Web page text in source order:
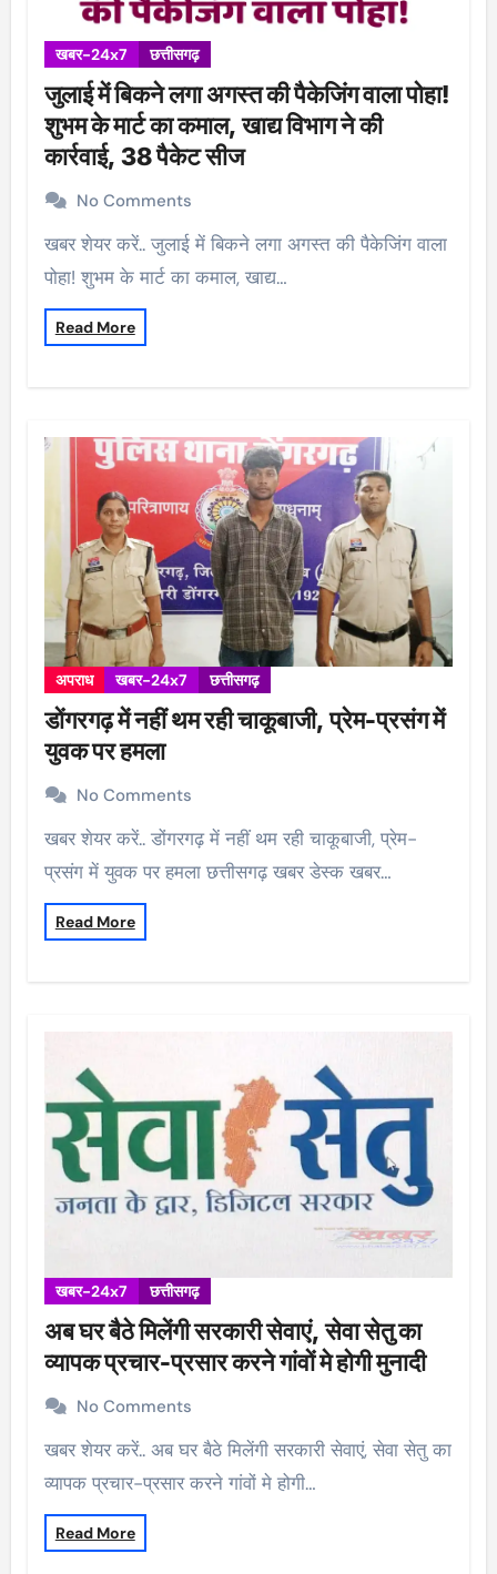
खबर-24x7 छत्तीसगढ़
जुलाई में बिकने लगा अगस्त की पैकेजिंग वाला पोहा!
शुभम के मार्ट का कमाल, खाद्य विभाग ने की
कार्रवाई, 38 पैकेट सीज
No Comments
खबर शेयर करें.. जुलाई में बिकने लगा अगस्त की पैकेजिंग वाला
पोहा! शुभम के मार्ट का कमाल, खाद्य…
Read More
अपराध खबर-24x7 छत्तीसगढ़
डोंगरगढ़ में नहीं थम रही चाकूबाजी, प्रेम-प्रसंग में
युवक पर हमला
No Comments
खबर शेयर करें.. डोंगरगढ़ में नहीं थम रही चाकूबाजी, प्रेम-
प्रसंग में युवक पर हमला छत्तीसगढ़ खबर डेस्क खबर…
Read More
खबर-24x7 छत्तीसगढ़
अब घर बैठे मिलेंगी सरकारी सेवाएं, सेवा सेतु का
व्यापक प्रचार-प्रसार करने गांवों मे होगी मुनादी
No Comments
खबर शेयर करें.. अब घर बैठे मिलेंगी सरकारी सेवाएं, सेवा सेतु का
व्यापक प्रचार-प्रसार करने गांवों मे होगी…
Read More